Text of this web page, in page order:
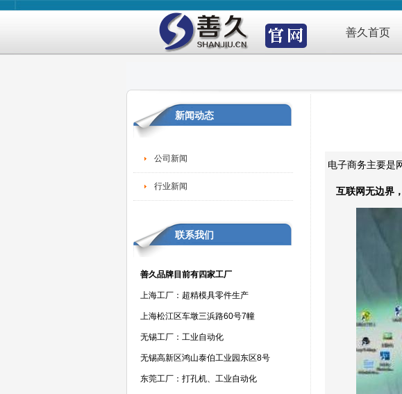
善久首页
新闻动态
公司新闻
行业新闻
联系我们
善久品牌目前有四家工厂
上海工厂：超精模具零件生产
上海松江区车墩三浜路60号7幢
无锡工厂：工业自动化
无锡高新区鸿山泰伯工业园东区8号
东莞工厂：打孔机、工业自动化
电子商务主要是
互联网无边界